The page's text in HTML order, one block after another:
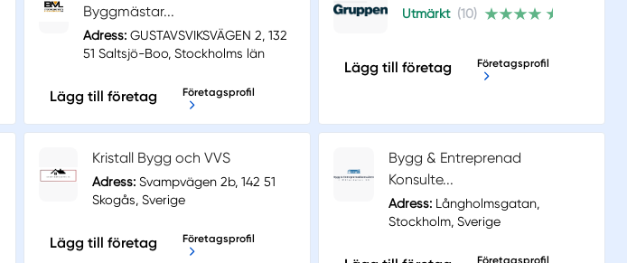
Byggmästar...
Adress:GUSTAVSVIKSVÄGEN 2, 132
51 Saltsjö-Boo, Stockholms län
Lägg till företag Företagsprofil
Utmärkt (10)
Lägg till företag Företagsprofil
Kristall Bygg och VVS
Adress: Svampvägen 2b, 142 51
Skogås, Sverige
Lägg till företag Företagsprofil
Bygg & Entreprenad
Konsulte...
Adress: Långholmsgatan,
Stockholm, Sverige